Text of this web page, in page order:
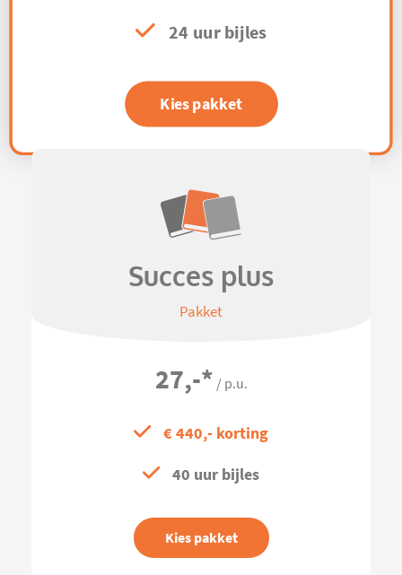
24 uur bijles
Kies pakket
Succes plus
Pakket
27,-* / p.u.
€ 440,- korting
40 uur bijles
Kies pakket